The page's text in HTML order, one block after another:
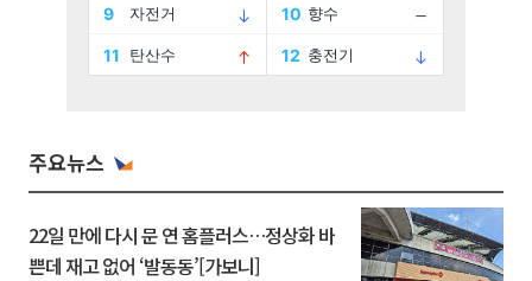
주요뉴스
22일 만에 다시 문 연 홈플러스…정상화 바
쁜데 재고 없어 ‘발동동’[가보니]